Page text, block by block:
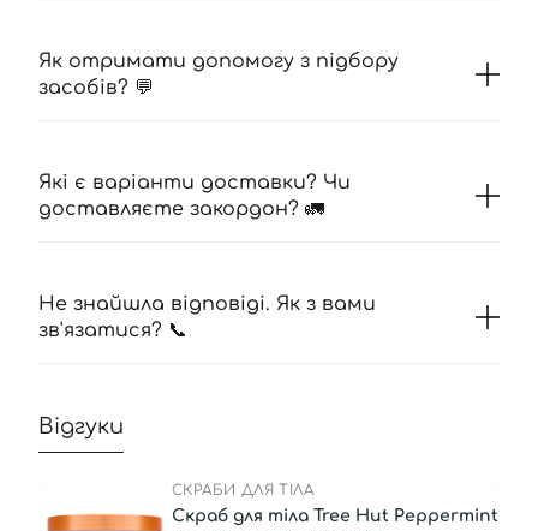
Як отримати допомогу з підбору
засобів? 💬
Які є варіанти доставки? Чи
доставляєте закордон? 🚛
Не знайшла відповіді. Як з вами
зв'язатися? 📞
Відгуки
СКРАБИ ДЛЯ ТІЛА
Скраб для тіла Tree Hut Peppermint